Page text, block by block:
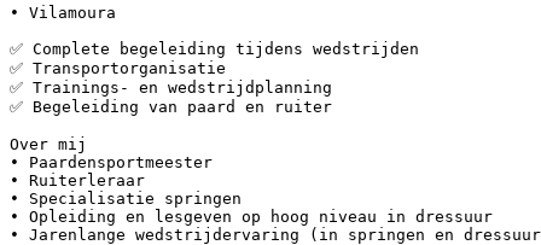
• Vilamoura
✅ Complete begeleiding tijdens wedstrijden
✅ Transportorganisatie
✅ Trainings- en wedstrijdplanning
✅ Begeleiding van paard en ruiter
Over mij
• Paardensportmeester
• Ruiterleraar
• Specialisatie springen
• Opleiding en lesgeven op hoog niveau in dressuur
• Jarenlange wedstrijdervaring (in springen en